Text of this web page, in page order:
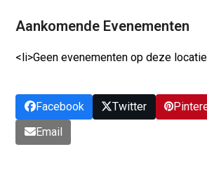
Aankomende Evenementen
<li>Geen evenementen op deze
Facebook Twitter
Email